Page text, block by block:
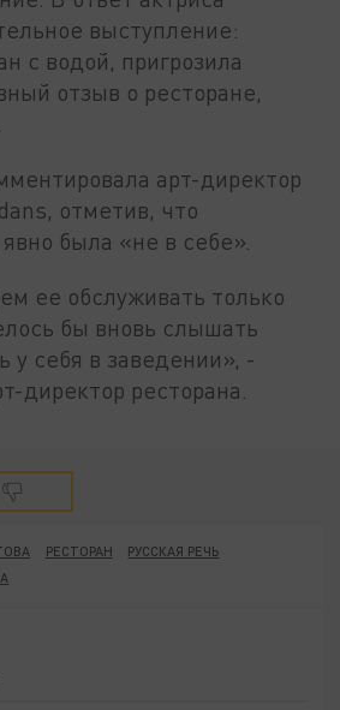
выступление:
с водой, пригрозила
отзыв о ресторане,
арт-директор
отметив, что
была «не в себе».
ее обслуживать только
бы вновь слышать
у себя в заведении», -
директор ресторана.
РЕСТОРАН
РУССКАЯ РЕЧЬ